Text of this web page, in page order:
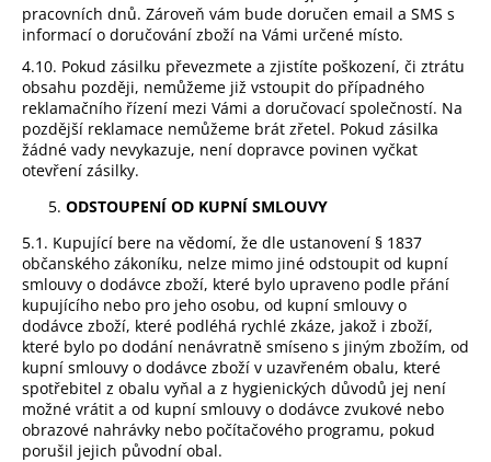
pracovních dnů. Zároveň vám bude doručen email a SMS s
informací o doručování zboží na Vámi určené místo.
4.10. Pokud zásilku převezmete a zjistíte poškození, či ztrátu
obsahu později, nemůžeme již vstoupit do případného
reklamačního řízení mezi Vámi a doručovací společností. Na
pozdější reklamace nemůžeme brát zřetel. Pokud zásilka
žádné vady nevykazuje, není dopravce povinen vyčkat
otevření zásilky.
ODSTOUPENÍ OD KUPNÍ SMLOUVY
5.1. Kupující bere na vědomí, že dle ustanovení § 1837
občanského zákoníku, nelze mimo jiné odstoupit od kupní
smlouvy o dodávce zboží, které bylo upraveno podle přání
kupujícího nebo pro jeho osobu, od kupní smlouvy o
dodávce zboží, které podléhá rychlé zkáze, jakož i zboží,
které bylo po dodání nenávratně smíseno s jiným zbožím, od
kupní smlouvy o dodávce zboží v uzavřeném obalu, které
spotřebitel z obalu vyňal a z hygienických důvodů jej není
možné vrátit a od kupní smlouvy o dodávce zvukové nebo
obrazové nahrávky nebo počítačového programu, pokud
porušil jejich původní obal.